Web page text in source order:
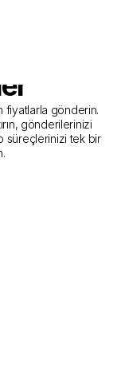
fiyatlarla gönderin.
gönderilerinizi
süreçlerinizi tek bir